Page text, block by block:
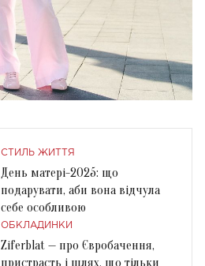
СТИЛЬ ЖИТТЯ
День матері-2025: що
подарувати, аби вона відчула
себе особливою
ОБКЛАДИНКИ
Ziferblat — про Євробачення,
пристрасть і шлях, що тільки